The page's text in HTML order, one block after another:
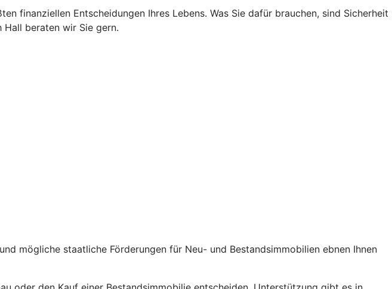
finanziellen Entscheidungen Ihres Lebens. Was Sie dafür brauchen, sind Sicherheit
Hall beraten wir Sie gern.
und mögliche staatliche Förderungen für Neu- und Bestandsimmobilien ebnen Ihnen